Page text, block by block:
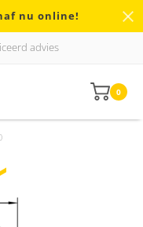
nu online!
advies
0